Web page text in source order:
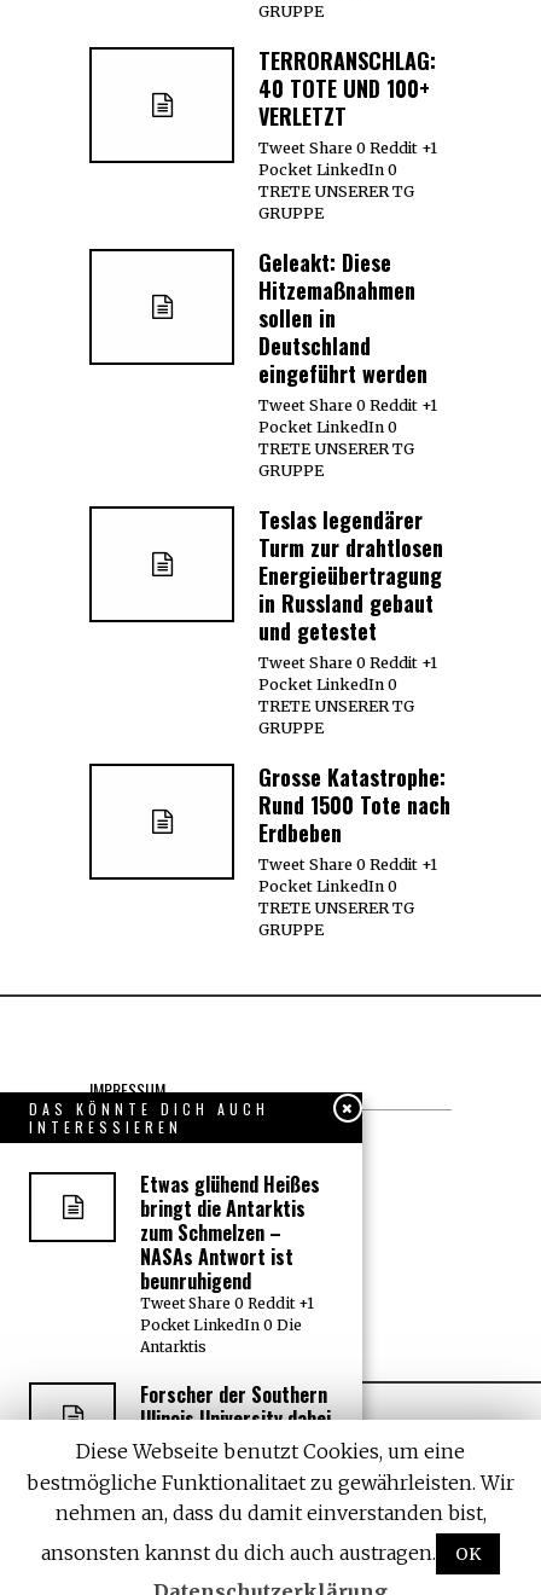
GRUPPE
TERRORANSCHLAG:
40 TOTE UND 100+
VERLETZT
Tweet Share 0 Reddit +1
Pocket LinkedIn 0
TRETE UNSERER TG
GRUPPE
Geleakt: Diese
Hitzemaßnahmen
sollen in
Deutschland
eingeführt werden
Tweet Share 0 Reddit +1
Pocket LinkedIn 0
TRETE UNSERER TG
GRUPPE
Teslas legendärer
Turm zur drahtlosen
Energieübertragung
in Russland gebaut
und getestet
Tweet Share 0 Reddit +1
Pocket LinkedIn 0
TRETE UNSERER TG
GRUPPE
Grosse Katastrophe:
Rund 1500 Tote nach
Erdbeben
Tweet Share 0 Reddit +1
Pocket LinkedIn 0
TRETE UNSERER TG
GRUPPE
IMPRESSUM
Datenschutzerklärung
KONTAKT
Über uns, den “Wächter”
All rights reserved. Designed by Withemes
Diese Webseite benutzt Cookies, um eine
bestmögliche Funktionalitaet zu gewährleisten. Wir
nehmen an, dass du damit einverstanden bist,
ansonsten kannst du dich auch austragen.
OK
DAS KÖNNTE DICH AUCH
INTERESSIEREN
Etwas glühend Heißes
bringt die Antarktis
zum Schmelzen –
NASAs Antwort ist
beunruhigend
Tweet Share 0 Reddit +1
Pocket LinkedIn 0 Die
Antarktis
Forscher der Southern
Illinois University dabei
ertappt, wie er
Menschen in US-Hotels
mit Herpesviren
infizierte
Pocket LinkedIn 0 Laut
einer